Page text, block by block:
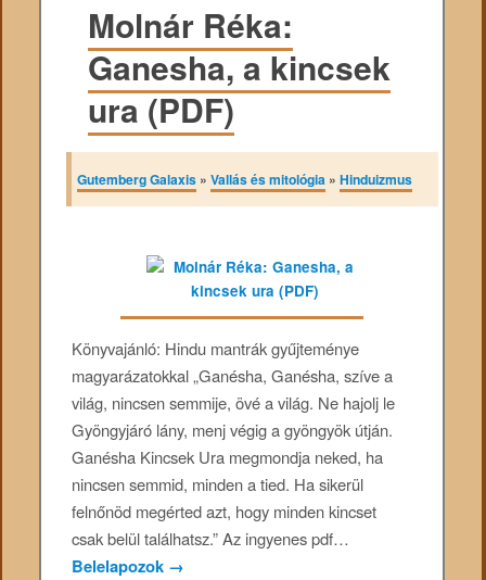
Molnár Réka:
Ganesha, a kincsek
ura (PDF)
Gutemberg Galaxis »Vallás és mitológia »Hinduizmus
Könyvajánló: Hindu mantrák gyűjteménye
magyarázatokkal „Ganésha, Ganésha, szíve a
világ, nincsen semmije, övé a világ. Ne hajolj le
Gyöngyjáró lány, menj végig a gyöngyök útján.
Ganésha Kincsek Ura megmondja neked, ha
nincsen semmid, minden a tied. Ha sikerül
felnőnöd megérted azt, hogy minden kincset
csak belül találhatsz.” Az ingyenes pdf…
Belelapozok →